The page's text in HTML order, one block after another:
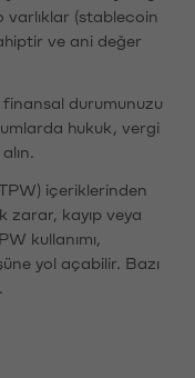
varlıklar (stablecoin
ve ani değer
durumunuzu
hukuk, vergi
içeriklerinden
zarar, kayıp veya
kullanımı,
yol açabilir. Bazı